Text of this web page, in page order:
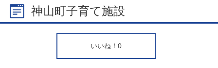
神山町子育て施設
いいね！ 0